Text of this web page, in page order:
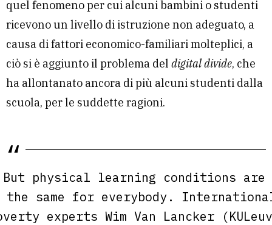
quel fenomeno per cui alcuni bambini o studenti
ricevono un livello di istruzione non adeguato, a
causa di fattori economico-familiari molteplici, a
ciò si è aggiunto il problema del digital divide, che
ha allontanato ancora di più alcuni studenti dalla
scuola, per le suddette ragioni.
But physical learning conditions are
the same for everybody.
experts Wim Van Lancker